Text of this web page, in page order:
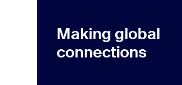
Making global
connections